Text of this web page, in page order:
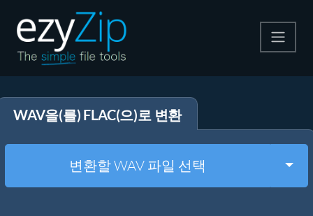
압축 해제
기타 도구
WAV을(를) FLAC(으)로 변환
변환할 WAV 파일 선택